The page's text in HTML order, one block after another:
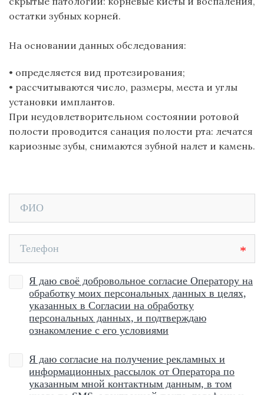
остатки зубных корней.
На основании данных обследования:
• определяется вид протезирования;
• рассчитываются число, размеры, места и углы
установки имплантов.
При неудовлетворительном состоянии ротовой
полости проводится санация полости рта: лечатся
кариозные зубы, снимаются зубной налет и камень.